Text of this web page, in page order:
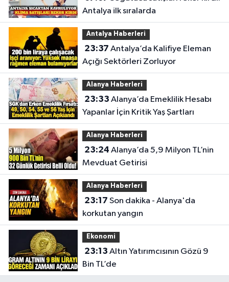
Antalya ilk sıralarda
Antalya Haberleri
23:37
Açığı Sektörleri Zorluyor
Alanya Haberleri
23:33
Yapanlar İçin Kritik Yaş Şartları
Alanya Haberleri
23:24
Mevduat Getirisi
Alanya Haberleri
23:17
korkutan yangın
Ekonomi
23:13
Bin TL’de